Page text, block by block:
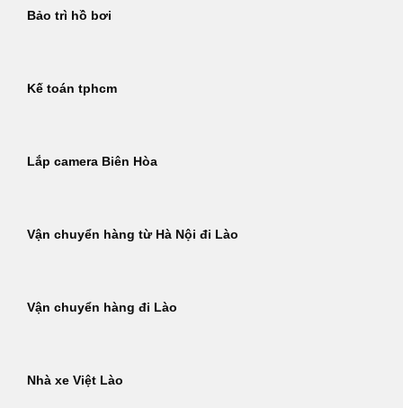
Bảo trì hồ bơi
Kế toán tphcm
Lắp camera Biên Hòa
Vận chuyển hàng từ Hà Nội đi Lào
Vận chuyển hàng đi Lào
Nhà xe Việt Lào